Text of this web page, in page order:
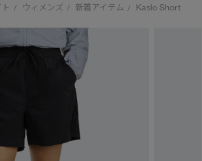
バー
ー
グコレクション
テム
ー
コレクション
コレクションLOOK
テム
ー
コレクション
コレクションLOOK
0‐24ヵ月)
2‐7歳)
＋歳)
ン
GOOSE Generationsは、アウター
下取り・再販を通じて、長く愛される製
を受け継いでいきます。
ブの希少なピースもご覧いただけます。
/ ウィメンズ / 新着アイテム / Kaslo Short